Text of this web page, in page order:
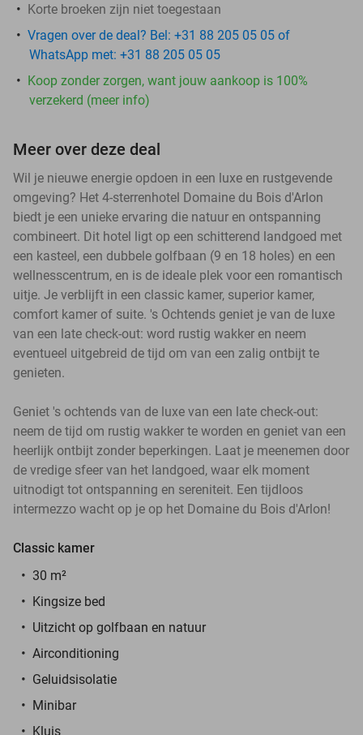
Korte broeken zijn niet toegestaan
Vragen over de deal? Bel: +31 88 205 05 05 of
WhatsApp met: +31 88 205 05 05
Koop zonder zorgen, want jouw aankoop is 100%
verzekerd (meer info)
Meer over deze deal
Wil je nieuwe energie opdoen in een luxe en rustgevende
omgeving? Het 4-sterrenhotel Domaine du Bois d'Arlon
biedt je een unieke ervaring die natuur en ontspanning
combineert. Dit hotel ligt op een schitterend landgoed met
een kasteel, een dubbele golfbaan (9 en 18 holes) en een
wellnesscentrum, en is de ideale plek voor een romantisch
uitje. Je verblijft in een classic kamer, superior kamer,
comfort kamer of suite. 's Ochtends geniet je van de luxe
van een late check-out: word rustig wakker en neem
eventueel uitgebreid de tijd om van een zalig ontbijt te
genieten.
Geniet 's ochtends van de luxe van een late check-out:
neem de tijd om rustig wakker te worden en geniet van een
heerlijk ontbijt zonder beperkingen. Laat je meenemen door
de vredige sfeer van het landgoed, waar elk moment
uitnodigt tot ontspanning en sereniteit. Een tijdloos
intermezzo wacht op je op het Domaine du Bois d'Arlon!
Classic kamer
30 m²
Kingsize bed
Uitzicht op golfbaan en natuur
Airconditioning
Geluidsisolatie
Minibar
Kluis